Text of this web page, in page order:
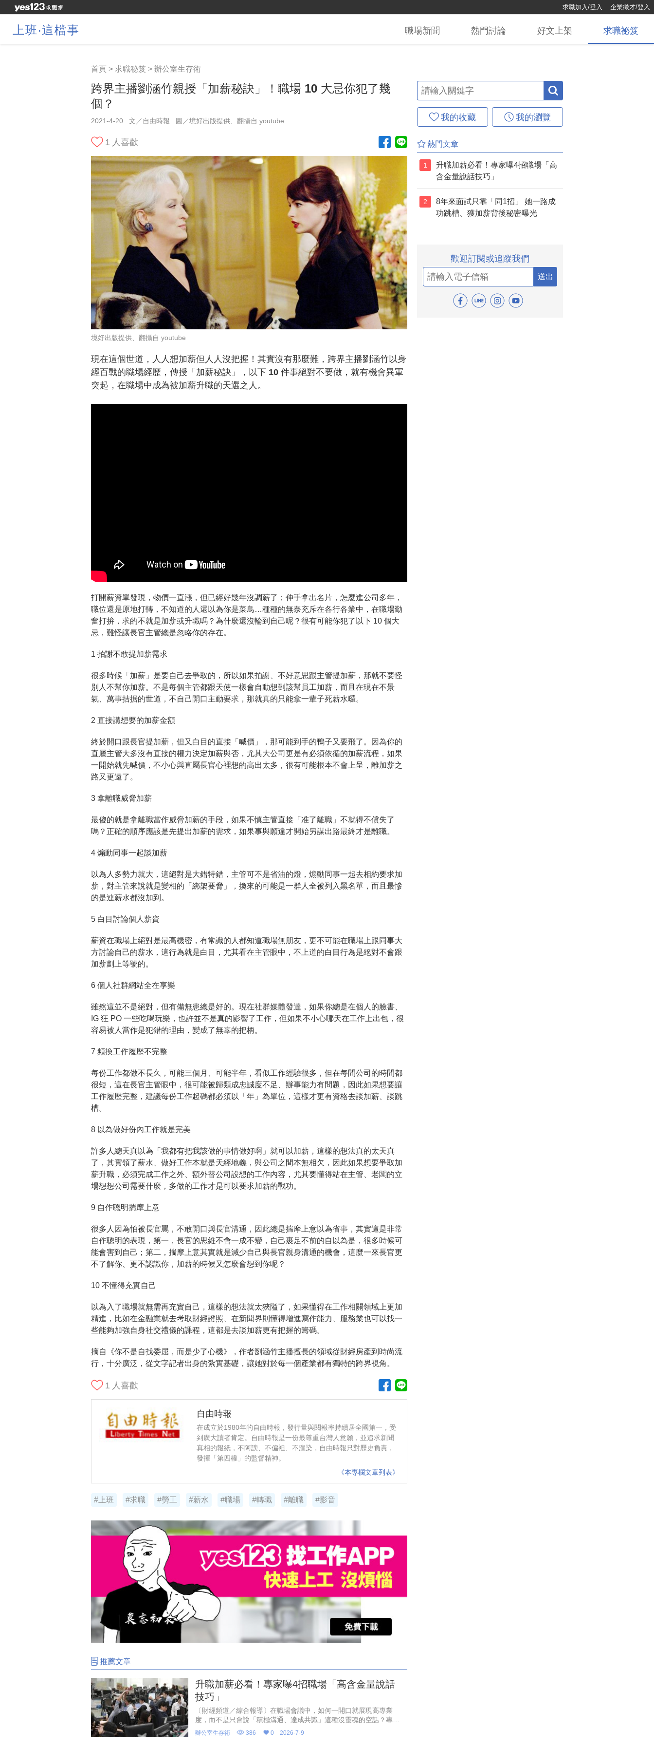
求職加入/登入 企業徵才/登入
上班‧這檔事 職場新聞 熱門討論 好文上架 求職祕笈
首頁 > 求職秘笈 > 辦公室生存術
跨界主播劉涵竹親授「加薪秘訣」！職場 10 大忌你犯了幾
個？
2021-4-20 文／自由時報 圖／境好出版提供、翻攝自 youtube
1 人喜歡
境好出版提供、翻攝自 youtube
現在這個世道，人人想加薪但人人沒把握！其實沒有那麼難，跨界主播劉涵竹以身
經百戰的職場經歷，傳授「加薪秘訣」，以下 10 件事絕對不要做，就有機會異軍
突起，在職場中成為被加薪升職的天選之人。
打開薪資單發現，物價一直漲，但已經好幾年沒調薪了；伸手拿出名片，怎麼進公司多年，
職位還是原地打轉，不知道的人還以為你是菜鳥…種種的無奈充斥在各行各業中，在職場勤
奮打拚，求的不就是加薪或升職嗎？為什麼還沒輪到自己呢？很有可能你犯了以下 10 個大
忌，難怪讓長官主管總是忽略你的存在。
1 拍謝不敢提加薪需求
很多時候「加薪」是要自己去爭取的，所以如果拍謝、不好意思跟主管提加薪，那就不要怪
別人不幫你加薪。不是每個主管都跟天使一樣會自動想到該幫員工加薪，而且在現在不景
氣、萬事拮据的世道，不自己開口主動要求，那就真的只能拿一輩子死薪水囉。
2 直接講想要的加薪金額
終於開口跟長官提加薪，但又白目的直接「喊價」，那可能到手的鴨子又要飛了。因為你的
直屬主管大多沒有直接的權力決定加薪與否，尤其大公司更是有必須依循的加薪流程，如果
一開始就先喊價，不小心與直屬長官心裡想的高出太多，很有可能根本不會上呈，離加薪之
路又更遠了。
3 拿離職威脅加薪
最傻的就是拿離職當作威脅加薪的手段，如果不慎主管直接「准了離職」不就得不償失了
嗎？正確的順序應該是先提出加薪的需求，如果事與願違才開始另謀出路最終才是離職。
4 煽動同事一起談加薪
以為人多勢力就大，這絕對是大錯特錯，主管可不是省油的燈，煽動同事一起去相約要求加
薪，對主管來說就是變相的「綁架要脅」，換來的可能是一群人全被列入黑名單，而且最慘
的是連薪水都沒加到。
5 白目討論個人薪資
薪資在職場上絕對是最高機密，有常識的人都知道職場無朋友，更不可能在職場上跟同事大
方討論自己的薪水，這行為就是白目，尤其看在主管眼中，不上道的白目行為是絕對不會跟
加薪劃上等號的。
6 個人社群網站全在享樂
雖然這並不是絕對，但有備無患總是好的。現在社群媒體發達，如果你總是在個人的臉書、
IG 狂 PO 一些吃喝玩樂，也許並不是真的影響了工作，但如果不小心哪天在工作上出包，很
容易被人當作是犯錯的理由，變成了無辜的把柄。
7 頻換工作履歷不完整
每份工作都做不長久，可能三個月、可能半年，看似工作經驗很多，但在每間公司的時間都
很短，這在長官主管眼中，很可能被歸類成忠誠度不足、辦事能力有問題，因此如果想要讓
工作履歷完整，建議每份工作起碼都必須以「年」為單位，這樣才更有資格去談加薪、談跳
槽。
8 以為做好份內工作就是完美
許多人總天真以為「我都有把我該做的事情做好啊」就可以加薪，這樣的想法真的太天真
了，其實領了薪水、做好工作本就是天經地義，與公司之間本無相欠，因此如果想要爭取加
薪升職，必須完成工作之外、額外替公司設想的工作內容，尤其要懂得站在主管、老闆的立
場想想公司需要什麼，多做的工作才是可以要求加薪的戰功。
9 自作聰明揣摩上意
很多人因為怕被長官罵，不敢開口與長官溝通，因此總是揣摩上意以為省事，其實這是非常
自作聰明的表現，第一，長官的思維不會一成不變，自己裹足不前的自以為是，很多時候可
能會害到自己；第二，揣摩上意其實就是減少自己與長官親身溝通的機會，這麼一來長官更
不了解你、更不認識你，加薪的時候又怎麼會想到你呢？
10 不懂得充實自己
以為入了職場就無需再充實自己，這樣的想法就太狹隘了，如果懂得在工作相關領域上更加
精進，比如在金融業就去考取財經證照、在新聞界則懂得增進寫作能力、服務業也可以找一
些能夠加強自身社交禮儀的課程，這都是去談加薪更有把握的籌碼。
摘自《你不是自找委屈，而是少了心機》，作者劉涵竹主播擅長的領域從財經房產到時尚流
行，十分廣泛，從文字記者出身的紮實基礎，讓她對於每一個產業都有獨特的跨界視角。
1 人喜歡
自由時報
在成立於1980年的自由時報，發行量與閱報率持續居全國第一，受
到廣大讀者肯定。自由時報是一份最尊重台灣人意願，並追求新聞
真相的報紙，不阿諛、不偏袒、不渲染，自由時報只對歷史負責，
發揮「第四權」的監督精神。
《本專欄文章列表》
#上班 #求職 #勞工 #薪水 #職場 #轉職 #離職 #影音
推薦文章
升職加薪必看！專家曝4招職場「高含金量說話
技巧」
〔財經頻道／綜合報導〕在職場會議中，如何一開口就展現高專業
度，而不是只會說「積極溝通、達成共識」這種沒靈魂的空話？專家
表示，職場成功人士的聰明表達，關鍵在於「清晰的全局思維與推動
事情的智慧」，只要在會
辦公室生存術 386 0 2026-7-9
我的收藏 我的瀏覽
熱門文章
1
升職加薪必看！專家曝4招職場「高
含金量說話技巧」
2
8年來面試只靠「同1招」 她一路成
功跳槽、獲加薪背後秘密曝光
歡迎訂閱或追蹤我們
送出